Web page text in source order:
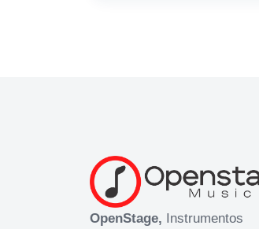
OpenStage, Instrumentos